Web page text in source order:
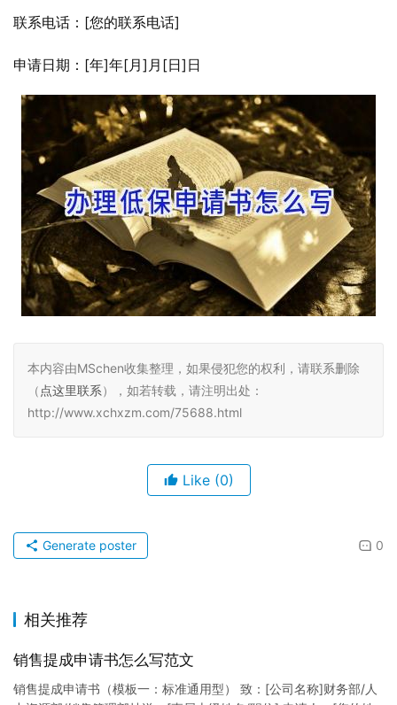
联系电话：[您的联系电话]
申请日期：[年]年[月]月[日]日
本内容由MSchen收集整理，如果侵犯您的权利，请联系删除
（ 点这里联系），如若转载，请注明出处：
http://www.xchxzm.com/75688.html
Like (0)
0
Generate poster
相关推荐
销售提成申请书怎么写范文
销售提成申请书（模板一：标准通用型） 致：[公司名称]财务部/人